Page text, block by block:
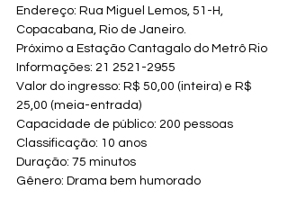
Endereço: Rua Miguel Lemos, 51-H,
Copacabana, Rio de Janeiro.
Próximo a Estação Cantagalo do Metrô Rio
Informações: 21 2521-2955
Valor do ingresso: R$ 50,00 (inteira) e R$
25,00 (meia-entrada)
Capacidade de público: 200 pessoas
Classificação: 10 anos
Duração: 75 minutos
Gênero: Drama bem humorado